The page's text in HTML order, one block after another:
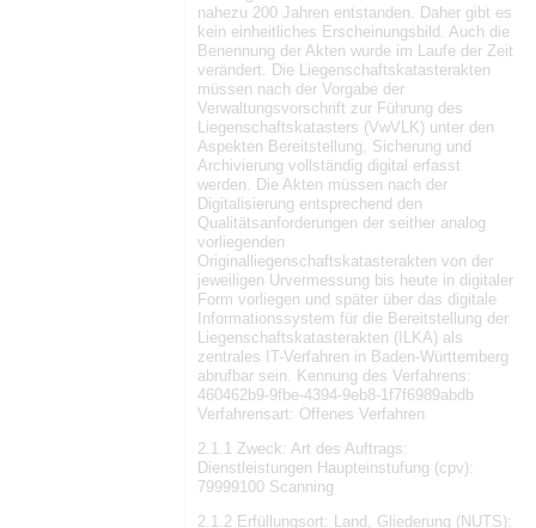
nahezu 200 Jahren entstanden. Daher gibt es
kein einheitliches Erscheinungsbild. Auch die
Benennung der Akten wurde im Laufe der Zeit
verändert. Die Liegenschaftskatasterakten
müssen nach der Vorgabe der
Verwaltungsvorschrift zur Führung des
Liegenschaftskatasters (VwVLK) unter den
Aspekten Bereitstellung, Sicherung und
Archivierung vollständig digital erfasst
werden. Die Akten müssen nach der
Digitalisierung entsprechend den
Qualitätsanforderungen der seither analog
vorliegenden
Originalliegenschaftskatasterakten von der
jeweiligen Urvermessung bis heute in digitaler
Form vorliegen und später über das digitale
Informationssystem für die Bereitstellung der
Liegenschaftskatasterakten (ILKA) als
zentrales IT-Verfahren in Baden-Württemberg
abrufbar sein. Kennung des Verfahrens:
460462b9-9fbe-4394-9eb8-1f7f6989abdb
Verfahrensart: Offenes Verfahren
2.1.1 Zweck: Art des Auftrags:
Dienstleistungen Haupteinstufung (cpv):
79999100 Scanning
2.1.2 Erfüllungsort: Land, Gliederung (NUTS):